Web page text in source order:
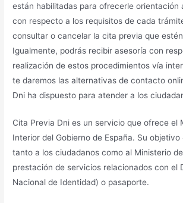
están habilitadas para ofrecerle orientación
con respecto a los requisitos de cada
consultar o cancelar la cita previa que
Igualmente, podrás recibir asesoría con
realización de estos procedimientos vía
te daremos las alternativas de contacto
Dni ha dispuesto para atender a los
Cita Previa Dni es un servicio que ofrece el
Interior del Gobierno de España. Su
tanto a los ciudadanos como al Ministerio
prestación de servicios relacionados con el
Nacional de Identidad) o pasaporte.